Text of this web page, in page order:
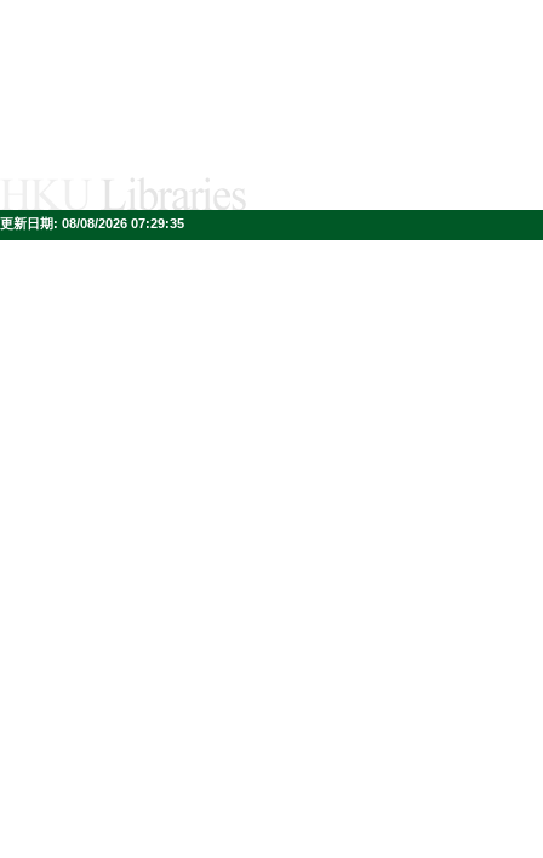
更新日期: 08/08/2026 07:29:35